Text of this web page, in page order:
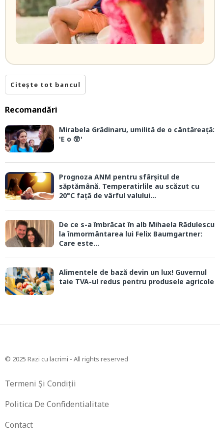
Citește tot bancul
Recomandări
Mirabela Grădinaru, umilită de o cântăreață:
'E o 😲'
Prognoza ANM pentru sfârșitul de
săptămână. Temperatirlile au scăzut cu
20°C față de vârful valului...
De ce s-a îmbrăcat în alb Mihaela Rădulescu
la înmormântarea lui Felix Baumgartner:
Care este...
Alimentele de bază devin un lux! Guvernul
taie TVA-ul redus pentru produsele agricole
© 2025 Razi cu lacrimi - All rights reserved
Termeni Și Condiții
Politica De Confidentialitate
Contact